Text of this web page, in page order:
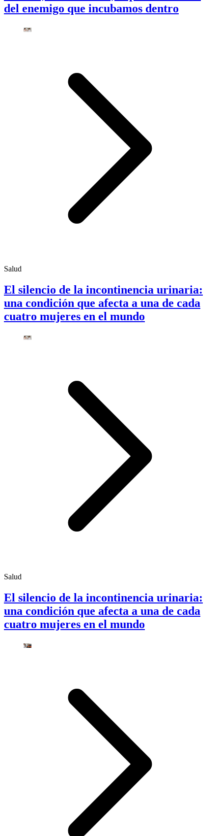
del enemigo que incubamos dentro
Salud
El silencio de la incontinencia urinaria:
una condición que afecta a una de cada
cuatro mujeres en el mundo
Salud
El silencio de la incontinencia urinaria:
una condición que afecta a una de cada
cuatro mujeres en el mundo